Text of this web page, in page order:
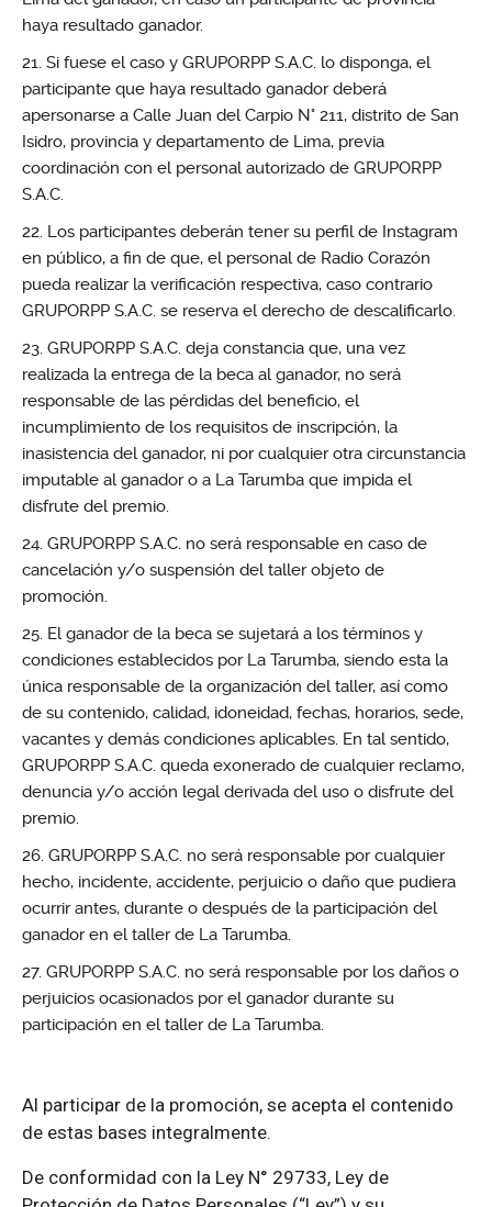
haya resultado ganador.
Si fuese el caso y GRUPORPP S.A.C. lo disponga, el
participante que haya resultado ganador deberá
apersonarse a Calle Juan del Carpio N° 211, distrito de San
Isidro, provincia y departamento de Lima, previa
coordinación con el personal autorizado de GRUPORPP
S.A.C.
Los participantes deberán tener su perfil de Instagram
en público, a fin de que, el personal de Radio Corazón
pueda realizar la verificación respectiva, caso contrario
GRUPORPP S.A.C. se reserva el derecho de descalificarlo.
GRUPORPP S.A.C. deja constancia que, una vez
realizada la entrega de la beca al ganador, no será
responsable de las pérdidas del beneficio, el
incumplimiento de los requisitos de inscripción, la
inasistencia del ganador, ni por cualquier otra circunstancia
imputable al ganador o a La Tarumba que impida el
disfrute del premio.
GRUPORPP S.A.C. no será responsable en caso de
cancelación y/o suspensión del taller objeto de
promoción.
El ganador de la beca se sujetará a los términos y
condiciones establecidos por La Tarumba, siendo esta la
única responsable de la organización del taller, así como
de su contenido, calidad, idoneidad, fechas, horarios, sede,
vacantes y demás condiciones aplicables. En tal sentido,
GRUPORPP S.A.C. queda exonerado de cualquier reclamo,
denuncia y/o acción legal derivada del uso o disfrute del
premio.
GRUPORPP S.A.C. no será responsable por cualquier
hecho, incidente, accidente, perjuicio o daño que pudiera
ocurrir antes, durante o después de la participación del
ganador en el taller de La Tarumba.
GRUPORPP S.A.C. no será responsable por los daños o
perjuicios ocasionados por el ganador durante su
participación en el taller de La Tarumba.
Al participar de la promoción, se acepta el contenido
de estas bases integralmente.
De conformidad con la Ley N° 29733, Ley de